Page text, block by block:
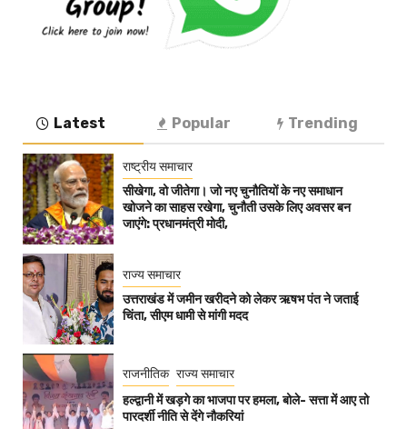
Latest Popular Trending
राष्ट्रीय समाचार
सीखेगा, वो जीतेगा। जो नए चुनौतियों के नए समाधान
खोजने का साहस रखेगा, चुनौती उसके लिए अवसर बन
जाएंगे: प्रधानमंत्री मोदी,
राज्य समाचार
उत्तराखंड में जमीन खरीदने को लेकर ऋषभ पंत ने जताई
चिंता, सीएम धामी से मांगी मदद
राजनीतिक राज्य समाचार
हल्द्वानी में खड़गे का भाजपा पर हमला, बोले- सत्ता में आए तो
पारदर्शी नीति से देंगे नौकरियां